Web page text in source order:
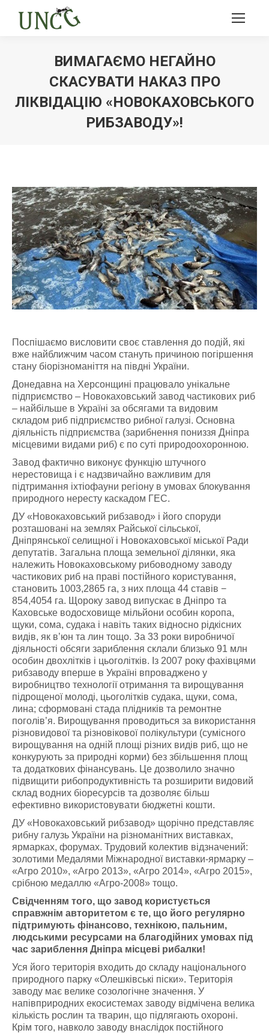
ВИМАГАЄМО НЕГАЙНО
СКАСУВАТИ НАКАЗ ПРО
ЛІКВІДАЦІЮ «НОВОКАХОВСЬКОГО
РИБЗАВОДУ»!
Поспішаємо висловити своє ставлення до подій, які
вже найближчим часом стануть причиною погіршення
стану біорізноманіття на півдні України.
Донедавна на Херсонщині працювало унікальне
підприємство – Новокаховський завод частикових риб
– найбільше в Україні за обсягами та видовим
складом риб підприємство рибної галузі. Основна
діяльність підприємства (зарибнення пониззя Дніпра
місцевими видами риб) є по суті природоохоронною.
Завод фактично виконує функцію штучного
нерестовища і є надзвичайно важливим для
підтримання іхтіофауни регіону в умовах блокування
природного нересту каскадом ГЕС.
ДУ «Новокаховський рибзавод» і його споруди
розташовані на землях Райської сільської,
Дніпрянської селищної і Новокаховської міської Ради
депутатів. Загальна площа земельної ділянки, яка
належить Новокаховському рибоводному заводу
частикових риб на праві постійного користування,
становить 1003,2865 га, з них площа 44 ставів −
854,4054 га. Щороку завод випускає в Дніпро та
Каховське водосховище мільйони особин коропа,
щуки, сома, судака і навіть таких відносно рідкісних
видів, як в’юн та лин тощо. За 33 роки виробничої
діяльності обсяги зариблення склали близько 91 млн
особин двохлітків і цьоголітків. Із 2007 року фахівцями
рибзаводу вперше в Україні впроваджено у
виробництво технології отримання та вирощування
підрощеної молоді, цьоголітків судака, щуки, сома,
лина; сформовані стада плідників та ремонтне
поголів’я. Вирощування проводиться за використання
різновидової та різновікової полікультури (сумісного
вирощування на одній площі різних видів риб, що не
конкурують за природні корми) без збільшення площ
та додаткових фінансувань. Це дозволило значно
підвищити рибопродуктивність та розширити видовий
склад водних біоресурсів та дозволяє більш
ефективно використовувати бюджетні кошти.
ДУ «Новокаховський рибзавод» щорічно представляє
рибну галузь України на різноманітних виставках,
ярмарках, форумах. Трудовий колектив відзначений:
золотими Медалями Міжнародної виставки-ярмарку –
«Агро 2010», «Агро 2013», «Агро 2014», «Агро 2015»,
срібною медаллю «Агро-2008» тощо.
Свідченням того, що завод користується
справжнім авторитетом є те, що його регулярно
підтримують фінансово, технікою, пальним,
людськими ресурсами на благодійних умовах під
час зариблення Дніпра місцеві рибалки!
Уся його територія входить до складу національного
природного парку «Олешківські піски». Територія
заводу має велике созологічне значення. У
напівприродних екосистемах заводу відмічена велика
кількість рослин та тварин, що підлягають охороні.
Крім того, навколо заводу внаслідок постійного